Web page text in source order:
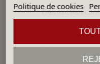
Destruction
Cela évite les
frittage.
Politique de cookies